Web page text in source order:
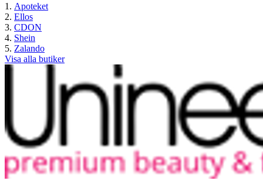
Apoteket
Ellos
CDON
Shein
Zalando
Visa alla butiker